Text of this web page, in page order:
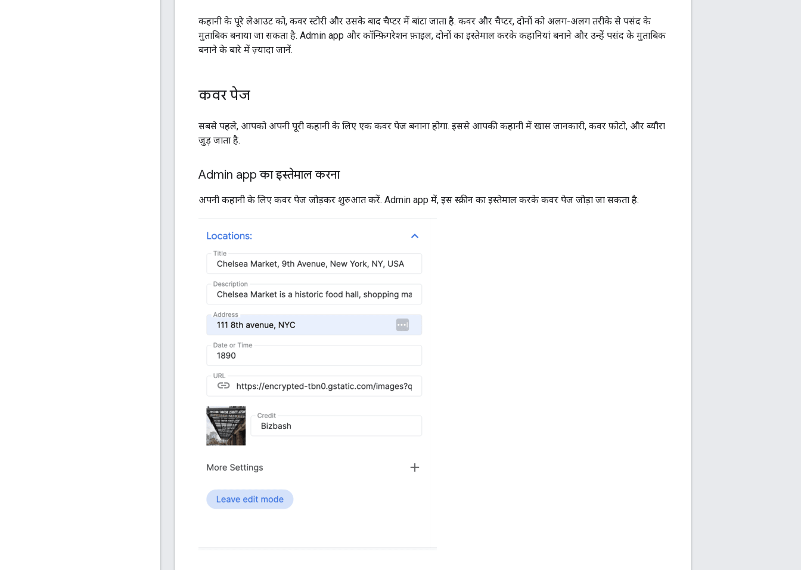
कहानी के पूरे लेआउट को, कवर स्टोरी और उसके बाद चैप्टर में बांटा जाता है. कवर और चैप्टर, दोनों को अलग-अलग तरीके से पसंद के
मुताबिक बनाया जा सकता है. Admin app और कॉन्फ़िगरेशन फ़ाइल, दोनों का इस्तेमाल करके कहानियां बनाने और उन्हें पसंद के मुताबिक
बनाने के बारे में ज़्यादा जानें.
कवर पेज
सबसे पहले, आपको अपनी पूरी कहानी के लिए एक कवर पेज बनाना होगा. इससे आपकी कहानी में खास जानकारी, कवर फ़ोटो, और ब्यौरा
जुड़ जाता है.
Admin app का इस्तेमाल करना
अपनी कहानी के लिए कवर पेज जोड़कर शुरुआत करें. Admin app में, इस स्क्रीन का इस्तेमाल करके कवर पेज जोड़ा जा सकता है: